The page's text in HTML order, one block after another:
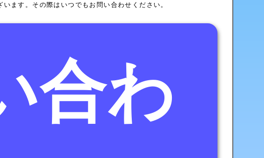
ます。その際はいつでもお問い合わせください。
合わ